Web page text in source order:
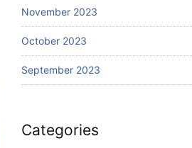
November 2023
October 2023
September 2023
Categories